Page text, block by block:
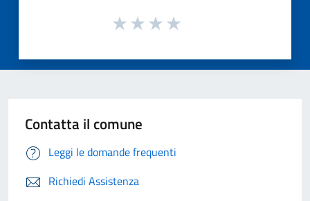
Contatta il comune
Leggi le domande frequenti
Richiedi Assistenza